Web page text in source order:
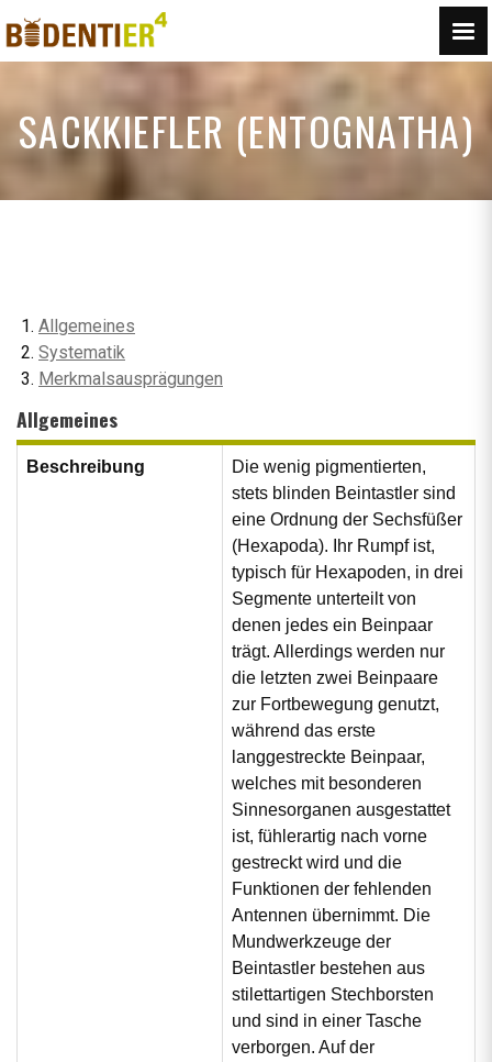
SACKKIEFLER (ENTOGNATHA)
Allgemeines
Systematik
Merkmalsausprägungen
Allgemeines
Beschreibung
Die wenig pigmentierten,
stets blinden Beintastler sind
eine Ordnung der Sechsfüßer
(Hexapoda). Ihr Rumpf ist,
typisch für Hexapoden, in drei
Segmente unterteilt von
denen jedes ein Beinpaar
trägt. Allerdings werden nur
die letzten zwei Beinpaare
zur Fortbewegung genutzt,
während das erste
langgestreckte Beinpaar,
welches mit besonderen
Sinnesorganen ausgestattet
ist, fühlerartig nach vorne
gestreckt wird und die
Funktionen der fehlenden
Antennen übernimmt. Die
Mundwerkzeuge der
Beintastler bestehen aus
stilettartigen Stechborsten
und sind in einer Tasche
verborgen. Auf der